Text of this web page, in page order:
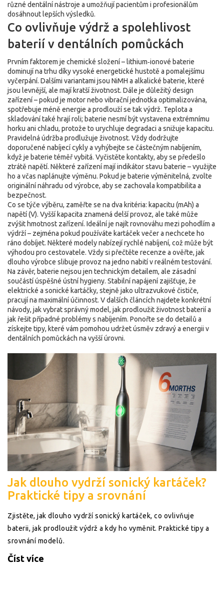
různé dentální nástroje a umožňují pacientům i profesionálům
dosáhnout lepších výsledků.
Co ovlivňuje výdrž a spolehlivost
baterií v dentálních pomůckách
Prvním faktorem je chemické složení – lithium‑ionové baterie
dominují na trhu díky vysoké energetické hustotě a pomalejšímu
vyčerpání. Dalšími variantami jsou NiMH a alkalické baterie, které
jsou levnější, ale mají kratší životnost. Dále je důležitý design
zařízení – pokud je motor nebo vibrační jednotka optimalizována,
spotřebuje méně energie a prodlouží se tak výdrž. Teplota a
skladování také hrají roli; baterie nesmí být vystavena extrémnímu
horku ani chladu, protože to urychluje degradaci a snižuje kapacitu.
Pravidelná údržba prodlužuje životnost. Vždy dodržujte
doporučené nabíjecí cykly a vyhýbejte se částečným nabíjením,
když je baterie téměř vybitá. Vyčistěte kontakty, aby se předešlo
ztrátě napětí. Některé zařízení mají indikátor stavu baterie – využijte
ho a včas naplánujte výměnu. Pokud je baterie výměnitelná, zvolte
originální náhradu od výrobce, aby se zachovala kompatibilita a
bezpečnost.
Co se týče výběru, zaměřte se na dva kritéria: kapacitu (mAh) a
napětí (V). Vyšší kapacita znamená delší provoz, ale také může
zvýšit hmotnost zařízení. Ideální je najít rovnováhu mezi pohodlím a
výdrží – zejména pokud používáte kartáček večer a nechcete ho
ráno dobíjet. Některé modely nabízejí rychlé nabíjení, což může být
výhodou pro cestovatele. Vždy si přečtěte recenze a ověřte, jak
dlouho výrobce slibuje provoz na jedno nabití v reálném testování.
Na závěr, baterie nejsou jen technickým detailem, ale zásadní
součástí úspěšné ústní hygieny. Stabilní napájení zajišťuje, že
elektrické a sonické kartáčky, stejně jako ultrazvukové čističe,
pracují na maximální účinnost. V dalších článcích najdete konkrétní
návody, jak vybrat správný model, jak prodloužit životnost baterií a
jak řešit případné problémy s nabíjením. Ponořte se do detailů a
získejte tipy, které vám pomohou udržet úsměv zdravý a energii v
dentálních pomůckách na vyšší úrovni.
Jak dlouho vydrží sonický kartáček?
Praktické tipy a srovnání
Zjistěte, jak dlouho vydrží sonický kartáček, co ovlivňuje
baterii, jak prodloužit výdrž a kdy ho vyměnit. Praktické tipy a
srovnání modelů.
Číst více